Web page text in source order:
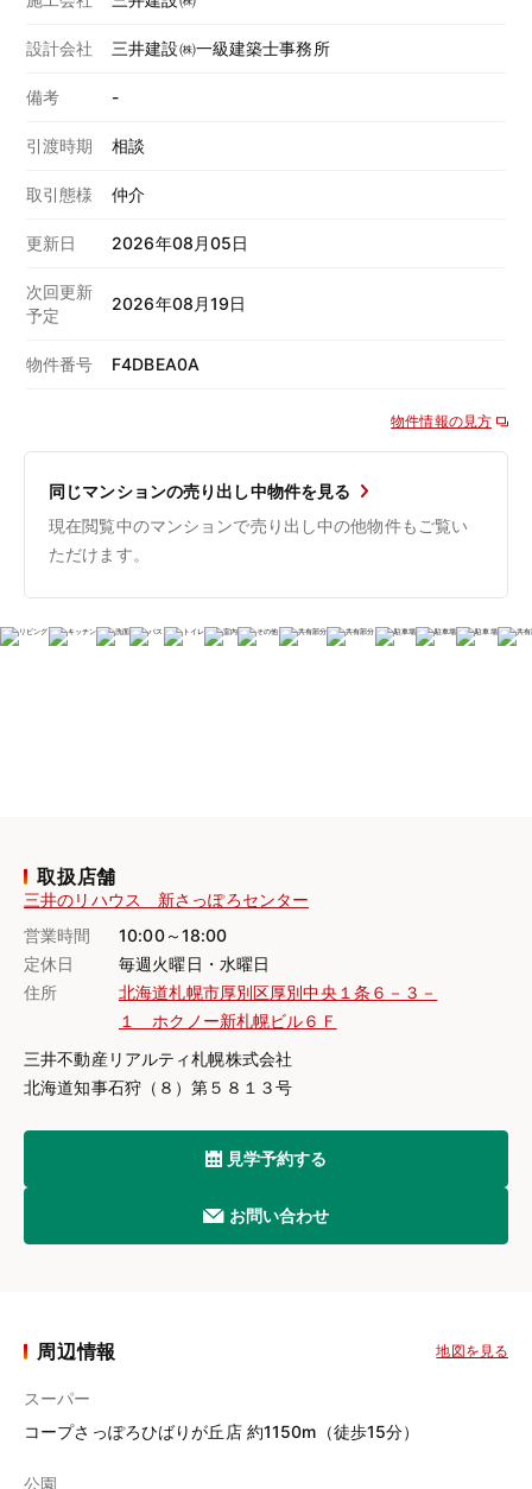
設計会社 三井建設㈱一級建築士事務所
備考 -
引渡時期 相談
取引態様 仲介
更新日 2026年08月05日
次回更新
予定
2026年08月19日
物件番号 F4DBEA0A
物件情報の見方
同じマンションの売り出し中物件を見る
現在閲覧中のマンションで売り出し中の他物件もご覧い
ただけます。
取扱店舗
三井のリハウス 新さっぽろセンター
営業時間
10:00～18:00
定休日
毎週火曜日・水曜日
住所
北海道札幌市厚別区厚別中央１条６－３－
１ ホクノー新札幌ビル６Ｆ
三井不動産リアルティ札幌株式会社
北海道知事石狩（８）第５８１３号
見学予約する
お問い合わせ
周辺情報 地図を見る
スーパー
コープさっぽろひばりが丘店 約1150m（徒歩15分）
公園